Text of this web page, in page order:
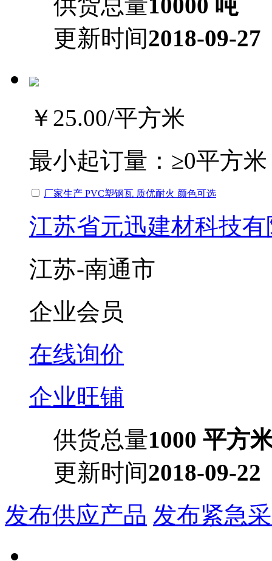
更新时间2018-09-27
￥25.00/平方米
最小起订量： ≥0平方米
厂家生产 PVC塑钢瓦 质优耐火 颜色可选
江苏省元迅建材科技
江苏-南通市
企业会员
在线询价
企业旺铺
供货总量1000 平方
更新时间2018-09-22
发布供应产品 发布紧急